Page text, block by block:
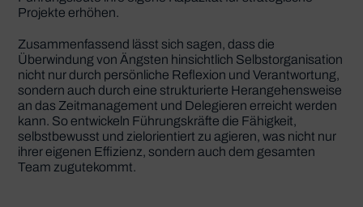
Projekte erhöhen.
Zusammenfassend lässt sich sagen, dass die
Überwindung von Ängsten hinsichtlich Selbstorganisation
nicht nur durch persönliche Reflexion und Verantwortung,
sondern auch durch eine strukturierte Herangehensweise
an das Zeitmanagement und Delegieren erreicht werden
kann. So entwickeln Führungskräfte die Fähigkeit,
selbstbewusst und zielorientiert zu agieren, was nicht nur
ihrer eigenen Effizienz, sondern auch dem gesamten
Team zugutekommt.